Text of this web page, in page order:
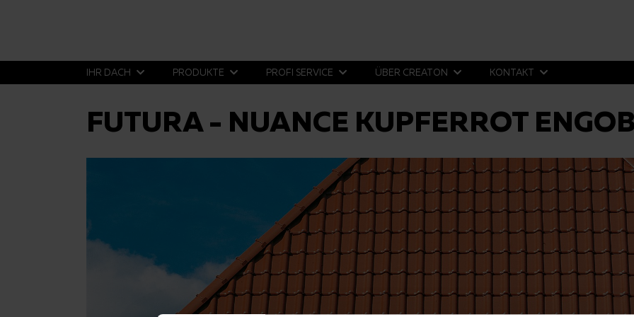
IHR DACH PRODUKTE PROFI SERVICE ÜBER CREATON KONTAKT
FUTURA - NUANCE KUPFERROT